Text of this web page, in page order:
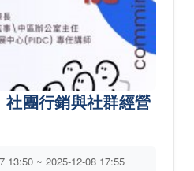
社團行銷與社群經營
13:50 ~ 2025-12-08 17:55